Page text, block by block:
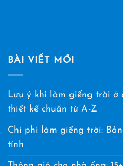
BÀI VIẾT MỚI
Lưu ý khi làm giếng trời ở
thiết kế chuẩn từ A-Z
Chi phí làm giếng trời:
tính